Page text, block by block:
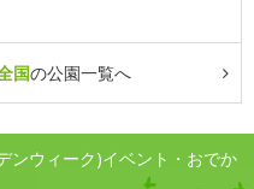
国の公園一覧へ
ンウィーク)イベント・おでか